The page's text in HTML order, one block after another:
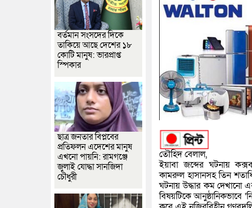
তৌহিদ বেলাল,
ইয়াবা জব্দের ঘটনায়
কামরুল হাসানসহ তিন
ঘটনায় উদ্ধার কম দেখানো
বিষয়টিকে আনুষ্ঠানিকভাবে
বর্তমান সংসদের দিকে
তাকিয়ে আছে দেশের ১৮
কোটি মানুষ: ভারপ্রাপ্ত
স্পিকার
ছাত্র জনতার বিপ্লবের
প্রতিফলন এদেশের মানুষ
এখনো পায়নি: রামগঞ্জে
জুলাই যোদ্ধা সানজিদা
চৌধুরী